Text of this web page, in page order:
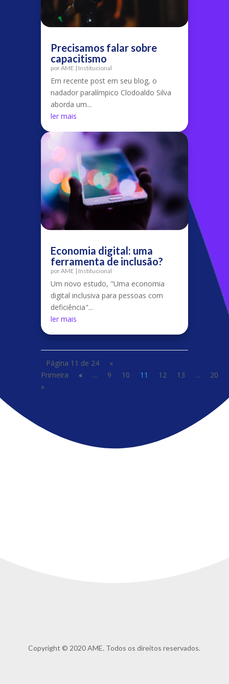
Precisamos falar sobre
capacitismo
porAME | Institucional
Em recente post em seu blog, o
nadador paralímpico Clodoaldo Silva
aborda um...
ler mais
Economia digital: uma
ferramenta de inclusão?
porAME | Institucional
Um novo estudo, "Uma economia
digital inclusiva para pessoas com
deficiência"...
ler mais
Página 11 de 24
«
Primeira
« ... 9 10 11 12 13 ... 20
»
Copyright © 2020 AME. Todos os direitos reservados.